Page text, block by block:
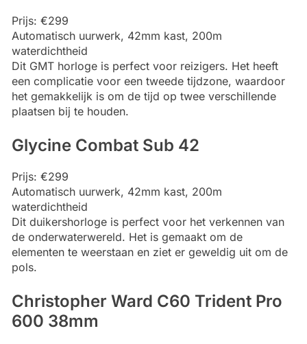
Prijs: €299
Automatisch uurwerk, 42mm kast, 200m
waterdichtheid
Dit GMT horloge is perfect voor reizigers. Het heeft
een complicatie voor een tweede tijdzone, waardoor
het gemakkelijk is om de tijd op twee verschillende
plaatsen bij te houden.
Glycine Combat Sub 42
Prijs: €299
Automatisch uurwerk, 42mm kast, 200m
waterdichtheid
Dit duikershorloge is perfect voor het verkennen van
de onderwaterwereld. Het is gemaakt om de
elementen te weerstaan en ziet er geweldig uit om de
pols.
Christopher Ward C60 Trident Pro
600 38mm